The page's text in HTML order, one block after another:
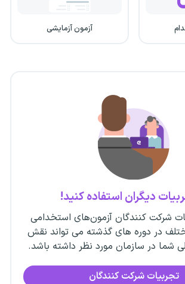
آزمون آزمایشی
دیگران استفاده کنید!
شرکت کنندگان آزمون‌های استخدامی
در دوره های گذشته می تواند نقش
شما در سازمان مورد نظر داشته باشد.
تجربیات شرکت کنندگان